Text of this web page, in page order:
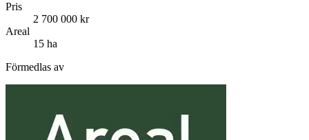
Pris
2 700 000 kr
Areal
15 ha
Förmedlas av